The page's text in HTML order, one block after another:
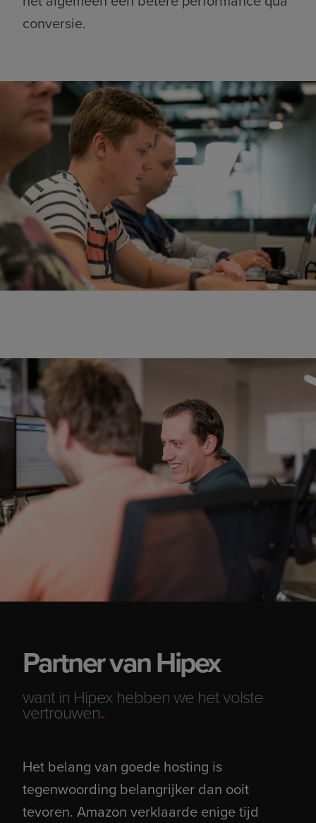
conversie.
Partner van Hipex
want in Hipex hebben we het volste
vertrouwen.
Het belang van goede hosting is
tegenwoording belangrijker dan ooit
tevoren. Amazon verklaarde enige tijd